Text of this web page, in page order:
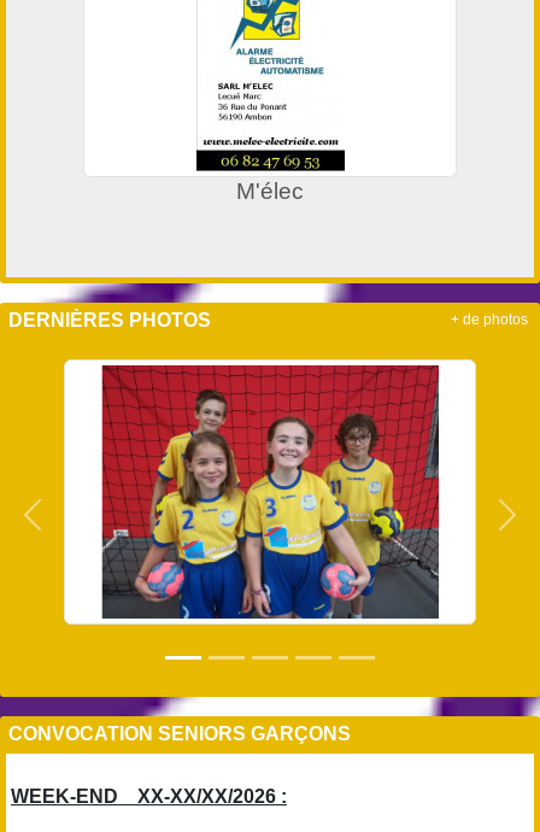
M'élec
DERNIÈRES PHOTOS
Précedent
+ de photos
CONVOCATION SENIORS GARÇONS
WEEK-END XX-XX/XX/2026 :